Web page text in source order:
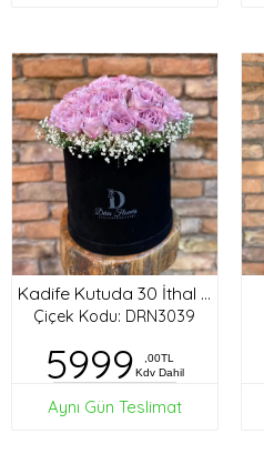
Kadife Kutuda 30 İthal Gül
Çiçek Kodu: DRN3039
5999
,00TL
Kdv Dahil
Aynı Gün Teslimat